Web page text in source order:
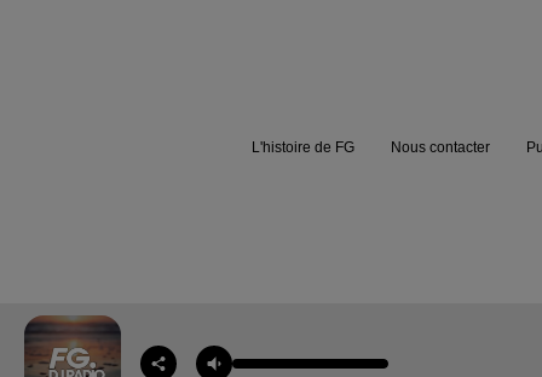
L'histoire de FG Nous contacter